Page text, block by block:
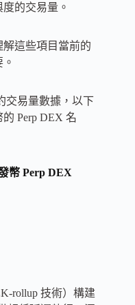
的交易量。
這些項目當前的
交易量數據，以下
Perp DEX 名
幣 Perp DEX
rollup 技術）構建